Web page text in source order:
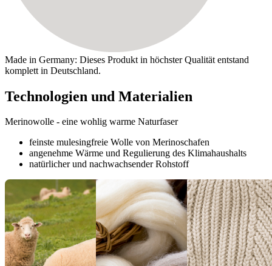
Made in Germany: Dieses Produkt in höchster Qualität entstand
komplett in Deutschland.
Technologien und Materialien
Merinowolle - eine wohlig warme Naturfaser
feinste mulesingfreie Wolle von Merinoschafen
angenehme Wärme und Regulierung des Klimahaushalts
natürlicher und nachwachsender Rohstoff